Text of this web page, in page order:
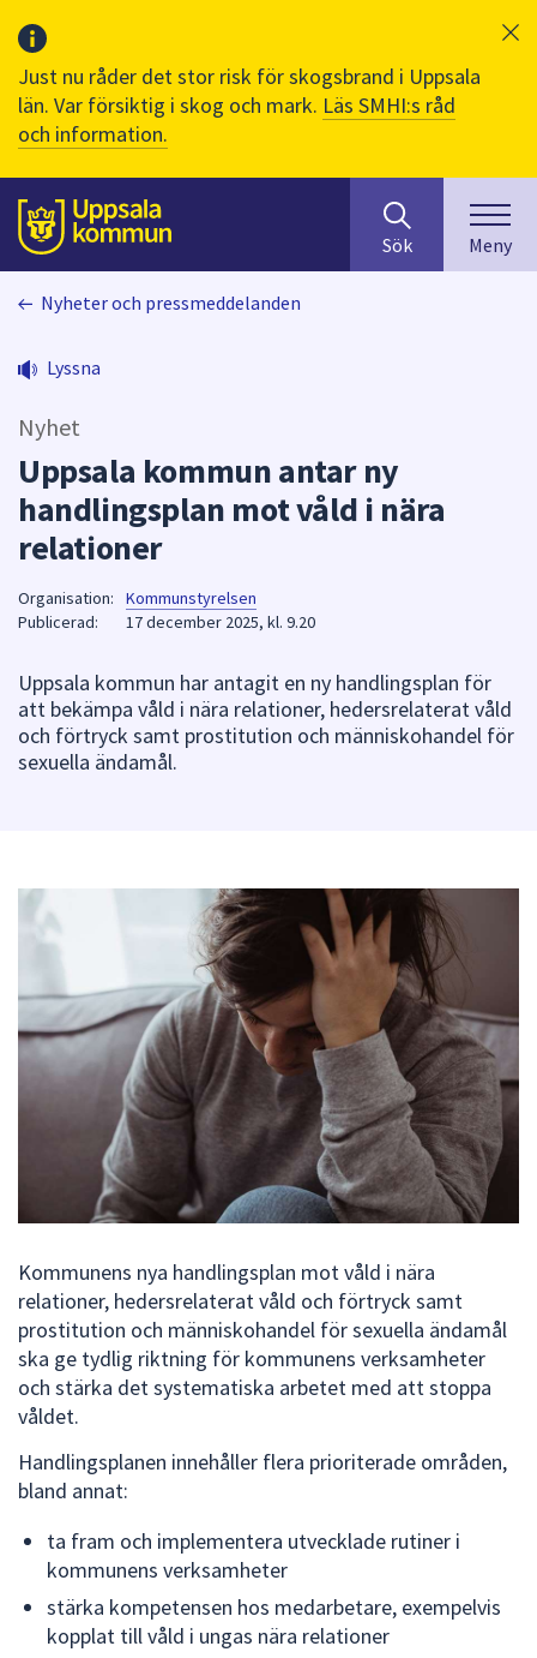
Just nu råder det stor risk för skogsbrand i Uppsala
län. Var försiktig i skog och mark. Läs SMHI:s råd
och information.
Till sidans
huvudinnehåll
efter
innehåll
på
sökfältet
kommer
Använd
piltangenterna
för
och
enter
för
att
välja
något
av
dem.
Sök Meny
Nyheter och pressmeddelanden
Lyssna
Nyhet
Uppsala kommun antar ny
handlingsplan mot våld i nära
relationer
Organisation:
Kommunstyrelsen
Publicerad:
17 december 2025, kl. 9.20
Uppsala kommun har antagit en ny handlingsplan för
att bekämpa våld i nära relationer, hedersrelaterat våld
och förtryck samt prostitution och människohandel för
sexuella ändamål.
Kommunens nya handlingsplan mot våld i nära
relationer, hedersrelaterat våld och förtryck samt
prostitution och människohandel för sexuella ändamål
ska ge tydlig riktning för kommunens verksamheter
och stärka det systematiska arbetet med att stoppa
våldet.
Handlingsplanen innehåller flera prioriterade områden,
bland annat:
ta fram och implementera utvecklade rutiner i
kommunens verksamheter
stärka kompetensen hos medarbetare, exempelvis
kopplat till våld i ungas nära relationer